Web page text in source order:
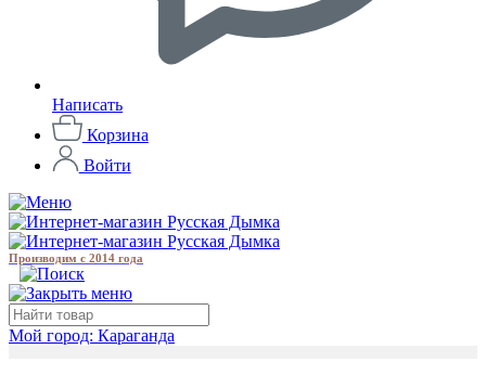
Написать
Корзина
Войти
Производим с 2014 года
Мой город: Караганда